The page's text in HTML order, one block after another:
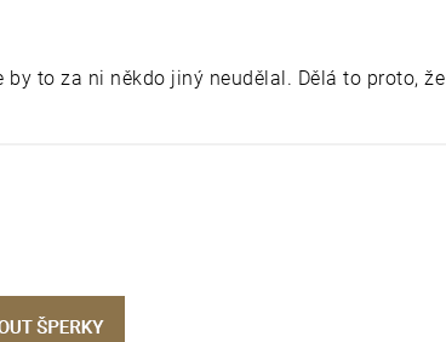
by to za ni někdo jiný neudělal. Dělá to proto, že